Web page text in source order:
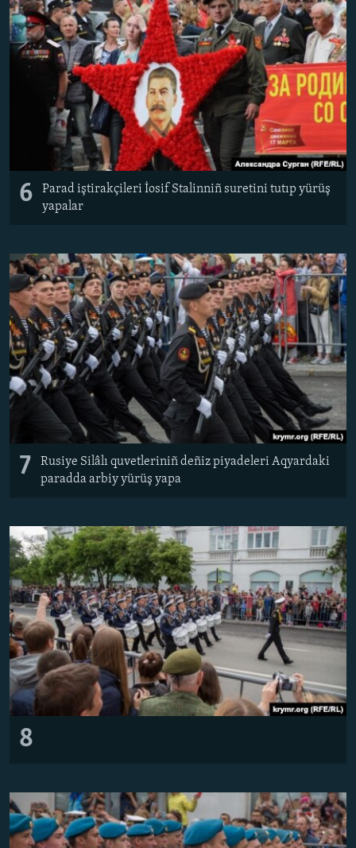
6
Parad iştirakçileri İosif Stalinniñ suretini tutıp yürüş
yapalar
7
Rusiye Silâlı quvetleriniñ deñiz piyadeleri Aqyardaki
paradda arbiy yürüş yapa
8